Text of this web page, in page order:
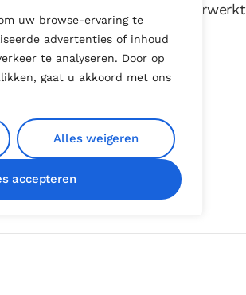
uw browse-ervaring te
advertenties of inhoud
te analyseren. Door op
gaat u akkoord met ons
Alles weigeren
accepteren
grote aantallen snel verwerkt